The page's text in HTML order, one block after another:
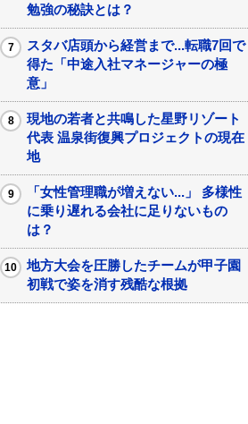
勉強の秘訣とは？
スタバ店頭から経営まで...転職7回で
得た「中途入社マネージャーの極
意」
現地の若者と共鳴した星野リゾート
代表 温泉街復興プロジェクトの現在
地
「女性管理職が増えない...」 多様性
に乗り遅れる会社に足りないもの
は？
地方大会を圧勝したチームが甲子園
初戦で姿を消す残酷な根拠